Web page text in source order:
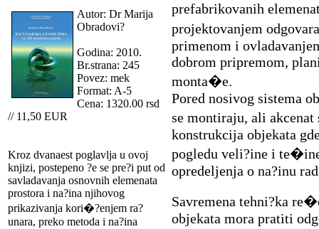
Autor: Dr Marija
Obradovi?
Godina: 2010.
Br.strana: 245
Povez: mek
Format: A-5
Cena: 1320.00 rsd
// 11,50 EUR
Kroz dvanaest poglavlja u ovoj
knjizi, postepeno ?e se pre?i put od
savladavanja osnovnih elemenata
prostora i na?ina njihovog
prikazivanja kori�?enjem ra?
unara, preko metoda i na?ina
prefabrikovanih
projektovanjem
primenom i
dobrom pripremom,
monta�e.
Pored nosivog sistema
se montiraju, ali
konstrukcija objekata
pogledu veli?ine i
opredeljenja o na?inu
Savremena tehni?ka
objekata mora pratiti